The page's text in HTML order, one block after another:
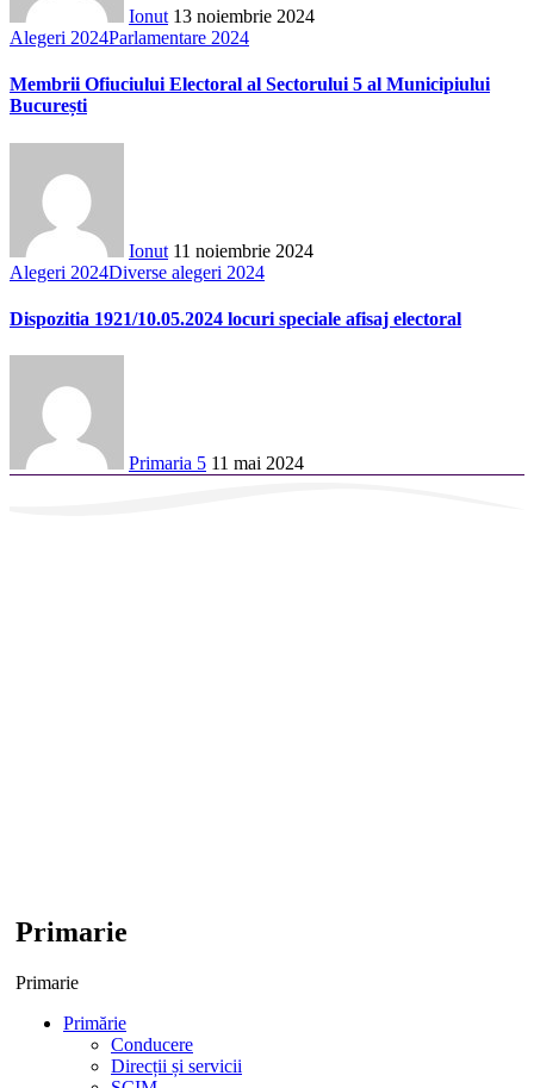
Ionut 13 noiembrie 2024
Alegeri 2024Parlamentare 2024
Membrii Ofiuciului Electoral al Sectorului 5 al Municipiului
București
Ionut 11 noiembrie 2024
Alegeri 2024Diverse alegeri 2024
Dispozitia 1921/10.05.2024 locuri speciale afisaj electoral
Primaria 5 11 mai 2024
Primarie
Primarie
Primărie
Conducere
Direcții și servicii